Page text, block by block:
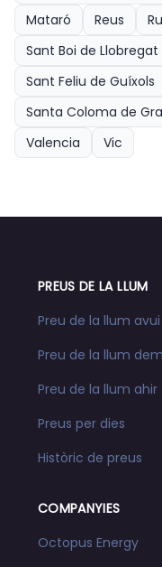
Mataró
Reus
Sant Boi de Llobregat
Sant Feliu de Guíxols
Santa Coloma de
Valencia
Vic
PREUS DE LA LLUM
Preu de la llum avui
Preu de la llum
Preu de la llum ahir
Preus per dies
Històric de preus
COMPANYIES
Octopus Energy